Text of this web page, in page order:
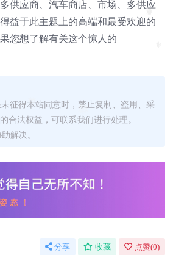
❅
❅
❅
供应商、汽车商店、市场、多供应
益于此主题上的高端和最受欢迎的
您想了解有关这个惊人的
征得本站同意时，禁止复制、盗用、采
法权益，可联系我们进行处理。
解决。
分享 收藏 点赞(0)